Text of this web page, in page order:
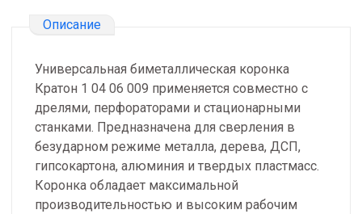
Описание
Универсальная биметаллическая коронка
Кратон 1 04 06 009 применяется совместно с
дрелями, перфораторами и стационарными
станками. Предназначена для сверления в
безударном режиме металла, дерева, ДСП,
гипсокартона, алюминия и твердых пластмасс.
Коронка обладает максимальной
производительностью и высоким рабочим